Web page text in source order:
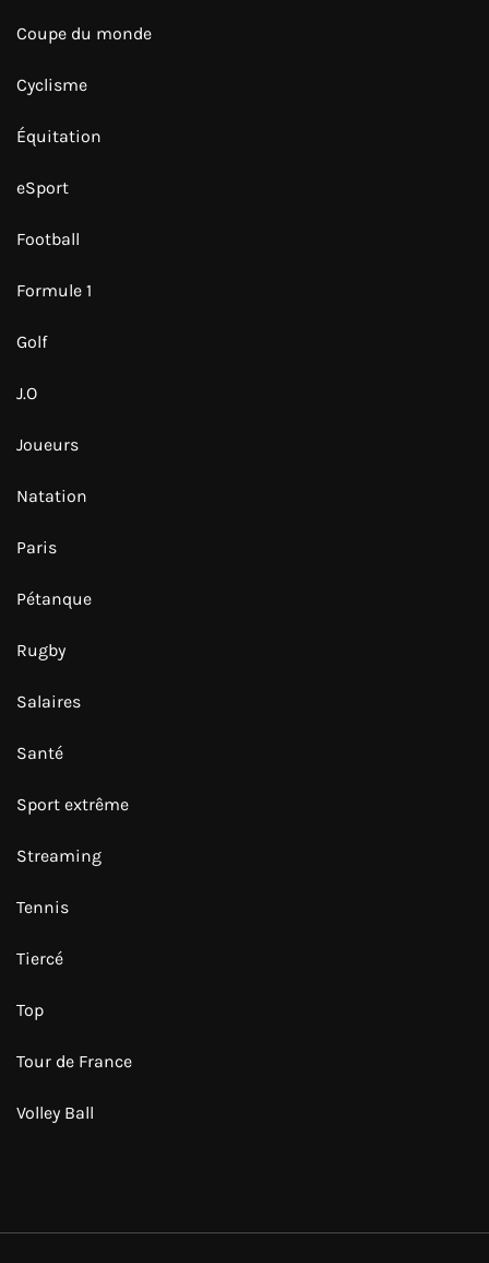
Coupe du monde
Cyclisme
Équitation
eSport
Football
Formule 1
Golf
J.O
Joueurs
Natation
Paris
Pétanque
Rugby
Salaires
Santé
Sport extrême
Streaming
Tennis
Tiercé
Top
Tour de France
Volley Ball